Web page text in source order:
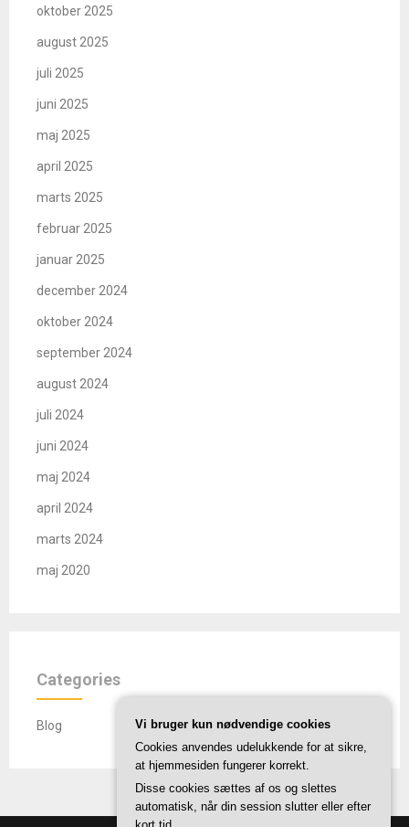
oktober 2025
august 2025
juli 2025
juni 2025
maj 2025
april 2025
marts 2025
februar 2025
januar 2025
december 2024
oktober 2024
september 2024
august 2024
juli 2024
juni 2024
maj 2024
april 2024
marts 2024
maj 2020
Categories
Blog
Vi bruger kun nødvendige cookies
Cookies anvendes udelukkende for at sikre,
at hjemmesiden fungerer korrekt.
Disse cookies sættes af os og slettes
automatisk, når din session slutter eller efter